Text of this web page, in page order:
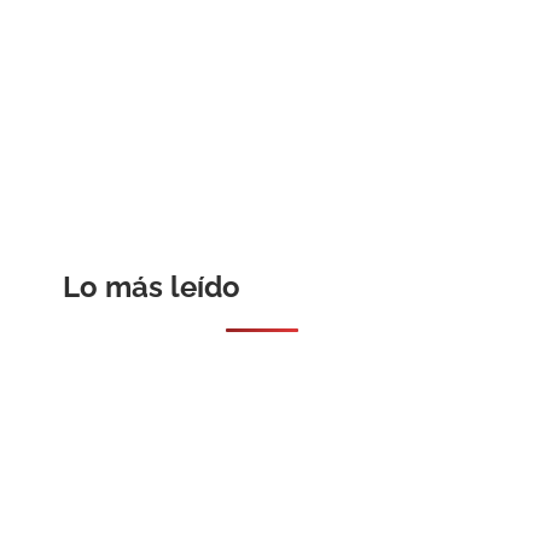
Lo más leído